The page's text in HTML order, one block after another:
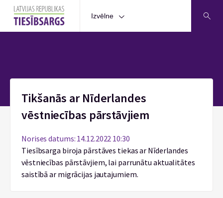
Izvēlne
Tikšanās ar Nīderlandes
vēstniecības pārstāvjiem
Norises datums: 14.12.2022 10:30
Tiesībsarga biroja pārstāves tiekas ar Nīderlandes
vēstniecības pārstāvjiem, lai parrunātu aktualitātes
saistībā ar migrācijas jautajumiem.